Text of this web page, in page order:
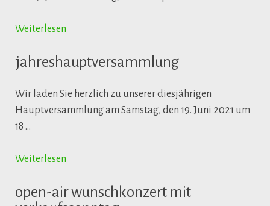
Weiterlesen
jahreshauptversammlung
Wir laden Sie herzlich zu unserer diesjährigen
Hauptversammlung am Samstag, den 19. Juni 2021 um
18 …
Weiterlesen
open-air wunschkonzert mit